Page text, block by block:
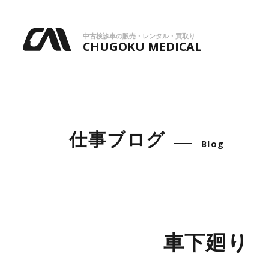
中古検診車の販売・レンタル・買取り
CHUGOKU MEDICAL
仕事ブログ Blog
車下廻り